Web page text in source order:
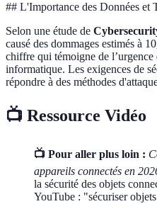
## L'Importance des Données et
Selon une étude de
causé des dommages estimés à
chiffre qui témoigne de
informatique. Les exigences de
répondre à des méthodes
📺 Ressource Vidéo
📺 Pour aller plus loin :
appareils connectés en
la sécurité des objets
YouTube : "sécuriser